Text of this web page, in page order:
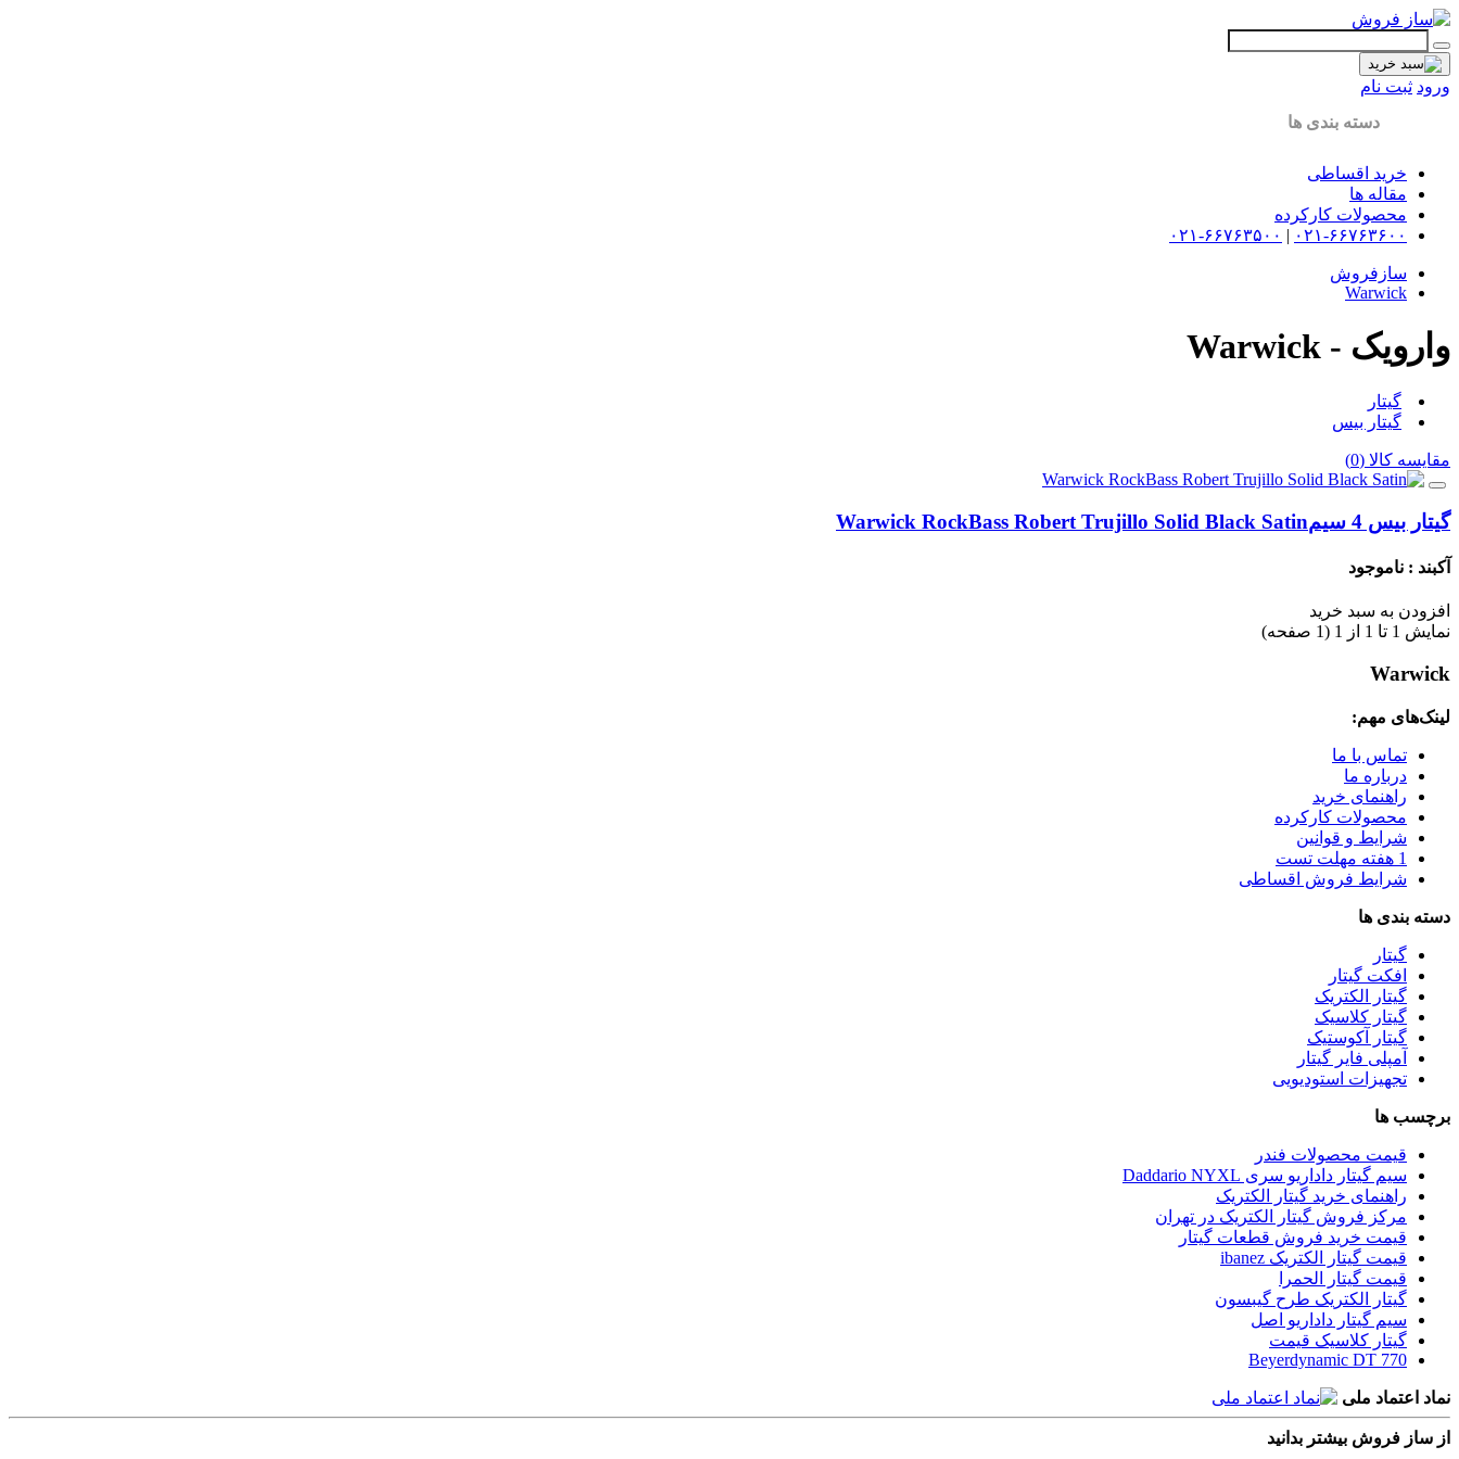
ورود ثبت نام
دسته بندی ها
خرید اقساطی
مقاله ها
محصولات کارکرده
۰۲۱-۶۶۷۶۳۶۰۰ | ۰۲۱-۶۶۷۶۳۵۰۰
سازفروش
Warwick
وارویک - Warwick
گیتار
گیتار بیس
مقایسه کالا (0)
گیتار بیس 4 سیم Warwick RockBass Robert Trujillo Solid Black Satin
آکبند : ناموجود
افزودن به سبد خرید
نمايش 1 تا 1 از 1 (1 صفحه)
Warwick
لینک‌های مهم:
تماس با ما
درباره ما
راهنمای خرید
محصولات کارکرده
شرایط و قوانین
1 هفته مهلت تست
شرایط فروش اقساطی
دسته بندی ها
گیتار
افکت گیتار
گیتار الکتریک
گیتار کلاسیک
گیتار آکوستیک
آمپلی فایر گیتار
تجهیزات استودیویی
برچسب ها
قیمت محصولات فندر
سیم گیتار داداریو سری Daddario NYXL
راهنمای خرید گیتار الکتریک
مرکز فروش گیتار الکتریک در تهران
قیمت خرید فروش قطعات گیتار
قیمت گیتار الکتریک ibanez
قیمت گیتار الحمرا
گیتار الکتریک طرح گیبسون
سیم گیتار داداریو اصل
گیتار کلاسیک قیمت
Beyerdynamic DT 770
نماد اعتماد ملی
از ساز فروش بیشتر بدانید